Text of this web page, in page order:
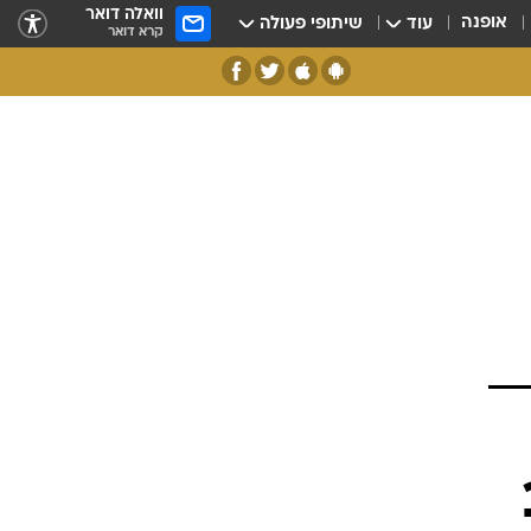
אופנה עוד שיתופי פעולה וואלה דואר
קרא דואר